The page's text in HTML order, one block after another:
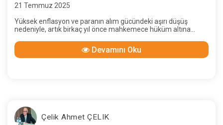
21 Temmuz 2025
Yüksek enflasyon ve paranın alım gücündeki aşırı düşüş
nedeniyle, artık birkaç yıl önce mahkemece hüküm altına
güncellenmesi hak ve adalet ilkeleri gereği
olacaktır.Yazımızda bunun nasıl yapılacağını anlatacağız.
Devamını Oku
Çelik Ahmet ÇELIK